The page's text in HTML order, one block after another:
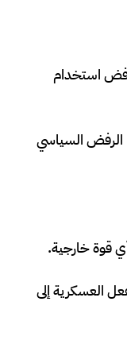
وحاسمًا برفض استخدام
الرفض السياسي
قوة خارجية.
العسكرية إلى